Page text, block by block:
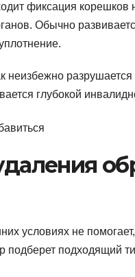
фиксация корешков
Обычно
неизбежно
глубокой
условиях не
подберет подходящий